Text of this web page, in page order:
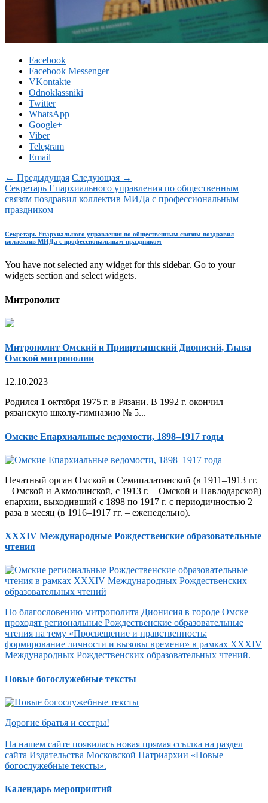
Facebook
Facebook Messenger
VKontakte
Odnoklassniki
Twitter
WhatsApp
Google+
Viber
Telegram
Email
← Предыдущая Следующая →
Секретарь Епархиального управления по общественным
связям поздравил коллектив МИДа с профессиональным
праздником
Секретарь Епархиального управления по общественным связям поздравил
коллектив МИДа с профессиональным праздником
You have not selected any widget for this sidebar. Go to your
widgets section and select widgets.
Митрополит
Митрополит Омский и Прииртышский Дионисий, Глава
Омской митрополии
12.10.2023
Родился 1 октября 1975 г. в Рязани. В 1992 г. окончил
рязанскую школу-гимназию № 5...
Омские Епархиальные ведомости, 1898–1917 годы
Печатный орган Омской и Семипалатинской (в 1911–1913 гг.
– Омской и Акмолинской, с 1913 г. – Омской и Павлодарской)
епархии, выходивший с 1898 по 1917 г. с периодичностью 2
раза в месяц (в 1916–1917 гг. – еженедельно).
XXXIV Международные Рождественские образовательные
чтения
По благословению митрополита Дионисия в городе Омске
проходят региональные Рождественские образовательные
чтения на тему «Просвещение и нравственность:
формирование личности и вызовы времени» в рамках XXXIV
Международных Рождественских образовательных чтений.
Новые богослужебные тексты
Дорогие братья и сестры!
На нашем сайте появилась новая прямая ссылка на раздел
сайта Издательства Московской Патриархии «Новые
богослужебные тексты».
Календарь мероприятий